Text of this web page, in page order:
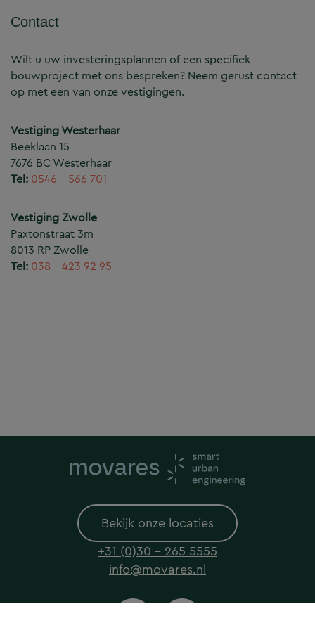
Contact
Wilt u uw investeringsplannen of een specifiek
bouwproject met ons bespreken? Neem gerust contact
op met een van onze vestigingen.
Vestiging Westerhaar
Beeklaan 15
7676 BC Westerhaar
Tel: 0546 – 566 701
Vestiging Zwolle
Paxtonstraat 3m
8013 RP Zwolle
Tel: 038 – 423 92 95
Bekijk onze locaties
+31 (0)30 - 265 5555
info@movares.nl